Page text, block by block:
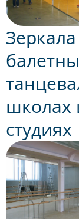
школах
студиях